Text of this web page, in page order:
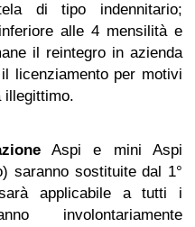
di tipo indennitario;
alle 4 mensilità e
il reintegro in azienda
licenziamento per motivi
illegittimo.
Aspi e mini Aspi
saranno sostituite dal 1°
applicabile a tutti i
involontariamente